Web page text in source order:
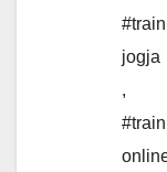
jogja
,